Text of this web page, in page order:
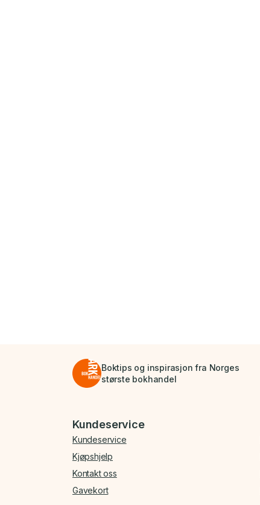
Boktips og inspirasjon fra Norges
største bokhandel
Bunnmeny
Kundeservice
Kundeservice
Kjøpshjelp
Kontakt oss
Gavekort